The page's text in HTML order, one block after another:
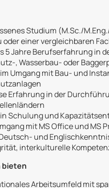
Studium (M.Sc./
oder einer vergleichbaren
5 Jahre Berufserfahrung in
, Wasserbau- oder
Umgang mit Bau- und
Erfahrung in der
Schulung und
mit MS Office und MS
und
interkulturelle
bieten
Arbeitsumfeld mit